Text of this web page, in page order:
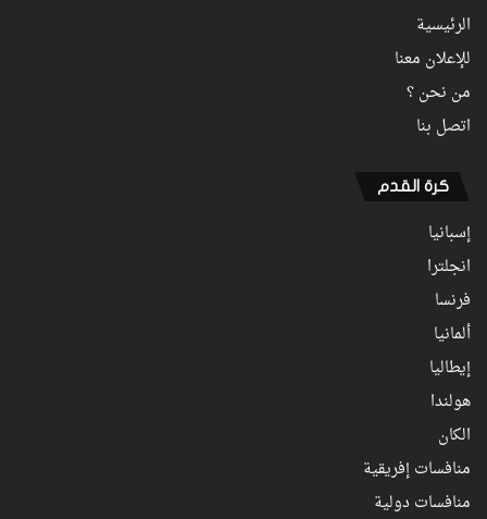
الرئيسية
للإعلان معنا
من نحن ؟
اتصل بنا
كرة القدم
إسبانيا
انجلترا
فرنسا
ألمانيا
إيطاليا
هولندا
الكان
منافسات إفريقية
منافسات دولية